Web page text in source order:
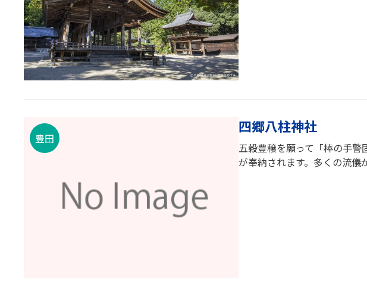
豊田
四郷八柱神社
五穀豊穣を願って「棒の手警
が奉納されます。多くの流儀